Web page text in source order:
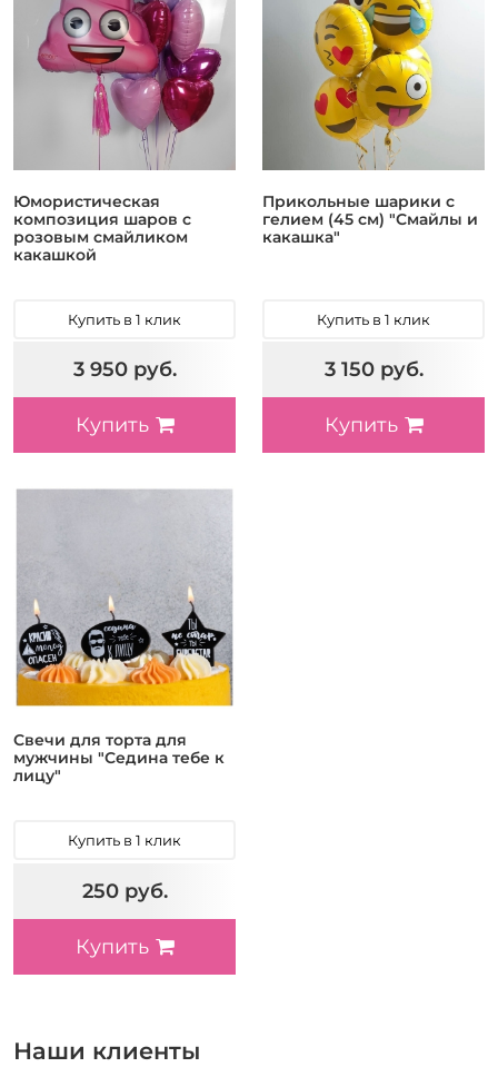
Юмористическая
композиция шаров с
розовым смайликом
какашкой
Купить в 1 клик
3 950 руб.
Купить
Прикольные шарики с
гелием (45 см) "Смайлы и
какашка"
Купить в 1 клик
3 150 руб.
Купить
Свечи для торта для
мужчины "Седина тебе к
лицу"
Купить в 1 клик
250 руб.
Купить
Наши клиенты